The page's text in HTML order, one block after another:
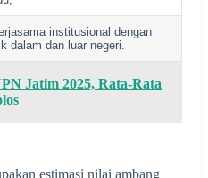
institusional dengan
dalam dan luar negeri.
Jatim 2025, Rata-Rata
estimasi nilai ambang